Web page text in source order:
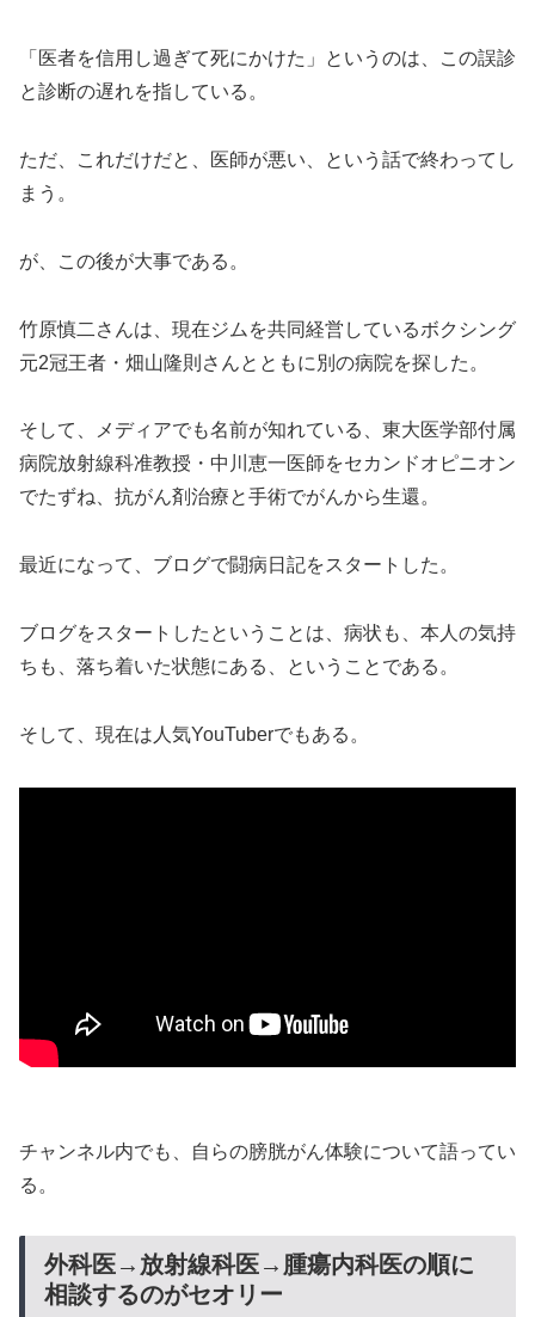
「医者を信用し過ぎて死にかけた」というのは、この誤診
と診断の遅れを指している。
ただ、これだけだと、医師が悪い、という話で終わってし
まう。
が、この後が大事である。
竹原慎二さんは、現在ジムを共同経営しているボクシング
元2冠王者・畑山隆則さんとともに別の病院を探した。
そして、メディアでも名前が知れている、東大医学部付属
病院放射線科准教授・中川恵一医師をセカンドオピニオン
でたずね、抗がん剤治療と手術でがんから生還。
最近になって、ブログで闘病日記をスタートした。
ブログをスタートしたということは、病状も、本人の気持
ちも、落ち着いた状態にある、ということである。
そして、現在は人気YouTuberでもある。
チャンネル内でも、自らの膀胱がん体験について語ってい
る。
外科医→放射線科医→腫瘍内科医の順に
相談するのがセオリー